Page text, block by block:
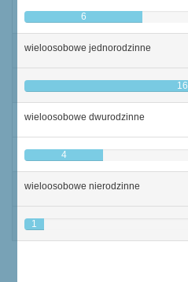
6
wieloosobowe jednorodzinne
16
wieloosobowe dwurodzinne
4
wieloosobowe nierodzinne
1